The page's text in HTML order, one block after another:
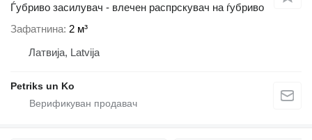
Ѓубриво засилувач - влечен распрскувач на ѓубриво
Зафатнина 2 м³
Латвија, Latvija
Petriks un Ko